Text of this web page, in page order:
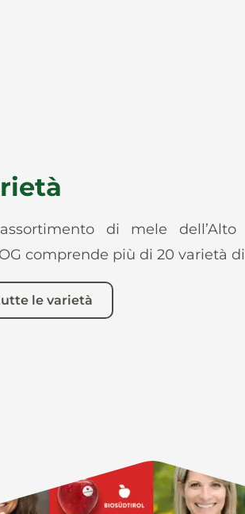
assortimento di mele
comprende più di 20 varietà
le varietà